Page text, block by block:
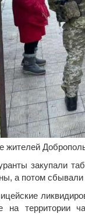
жителей
закупали
а потом
на территории